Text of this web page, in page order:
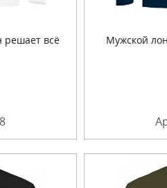
решает всё Мужской